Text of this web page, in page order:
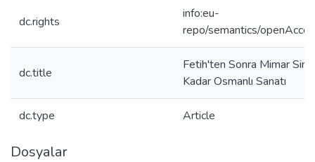
dc.rights
info:eu-
repo/semantics/
dc.title
Fetih'ten Sonra Mimar
Kadar Osmanlı Sanatı
dc.type Article
Dosyalar